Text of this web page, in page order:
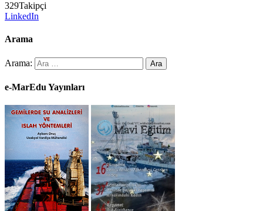
329Takipçi
LinkedIn
Arama
Arama:
e-MarEdu Yayınları